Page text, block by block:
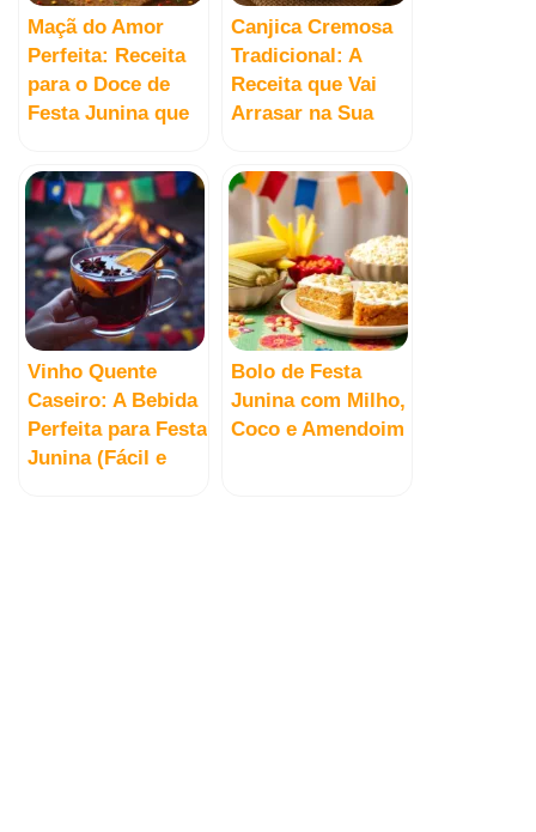
Maçã do Amor
Perfeita: Receita
para o Doce de
Festa Junina que
Canjica Cremosa
Tradicional: A
Receita que Vai
Arrasar na Sua
Vinho Quente
Caseiro: A Bebida
Perfeita para Festa
Junina (Fácil e
Bolo de Festa
Junina com Milho,
Coco e Amendoim